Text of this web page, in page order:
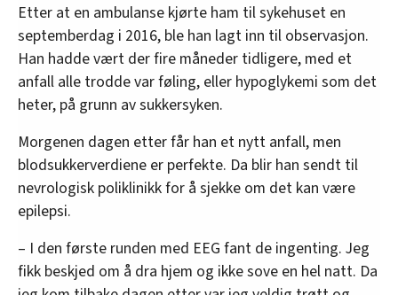
Etter at en ambulanse kjørte ham til sykehuset en
septemberdag i 2016, ble han lagt inn til observasjon.
Han hadde vært der fire måneder tidligere, med et
anfall alle trodde var føling, eller hypoglykemi som det
heter, på grunn av sukkersyken.
Morgenen dagen etter får han et nytt anfall, men
blodsukkerverdiene er perfekte. Da blir han sendt til
nevrologisk poliklinikk for å sjekke om det kan være
epilepsi.
– I den første runden med EEG fant de ingenting. Jeg
fikk beskjed om å dra hjem og ikke sove en hel natt. Da